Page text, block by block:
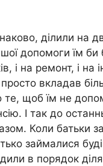
ділили на
допомоги їм
і на ремонт, і
вкладав
щоб їм не
І так до
Коли батьки
займалися
в порядок